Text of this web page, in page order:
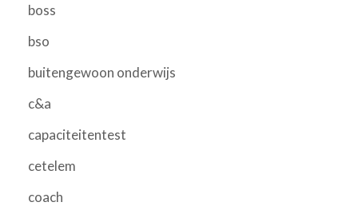
boss
bso
buitengewoon onderwijs
c&a
capaciteitentest
cetelem
coach